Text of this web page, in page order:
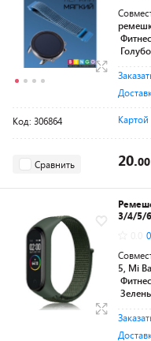
Код: 306864
Сравнить 20.00
3/4/5/
5, Mi